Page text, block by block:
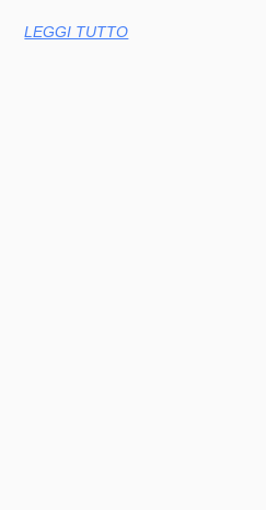
LEGGI TUTTO